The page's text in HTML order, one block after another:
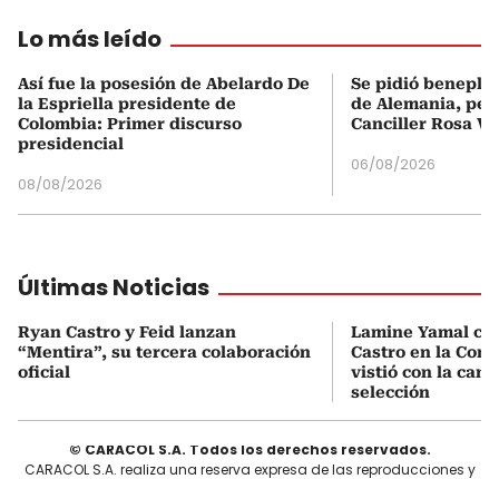
Lo más leído
Así fue la posesión de Abelardo De
la Espriella presidente de
Colombia: Primer discurso
presidencial
08/08/2026
Se pidió
de Alemania,
Canciller Rosa
06/08/2026
Últimas Noticias
Ryan Castro y Feid lanzan
“Mentira”, su tercera colaboración
oficial
Lamine Yamal
Castro en la
vistió con la
selección
© CARACOL S.A. Todos los derechos reservados.
CARACOL S.A. realiza una reserva expresa de las reproducciones y